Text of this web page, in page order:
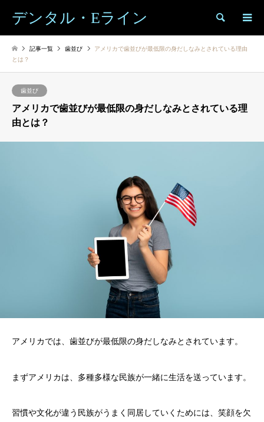
デンタル・Eライン 検索
記事一覧 歯並び
アメリカで歯並びが最低限の身だしなみとされている理由
とは？
歯並び
アメリカで歯並びが最低限の身だしなみとされている理
由とは？
アメリカでは、歯並びが最低限の身だしなみとされています。
まずアメリカは、多種多様な民族が一緒に生活を送っています。
習慣や文化が違う民族がうまく同居していくためには、笑顔を欠